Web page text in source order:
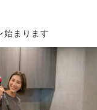
始まります